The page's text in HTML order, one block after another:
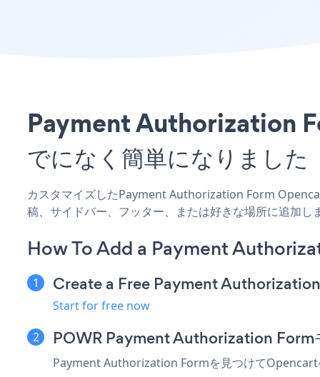
Payment Authorization
でになく簡単になりました
カスタマイズしたPayment Authorization Form
稿、サイドバー、フッター、または好きな場所に追加し
How To Add a Payment
Create a Free Payment
Start for free now
POWR Payment Authorization Form
Payment Authorization Formを見つけてOpencart